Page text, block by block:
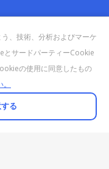
、技術、分析およびマーケ
とサードパーティーCookie
の使用に同意したもの
る